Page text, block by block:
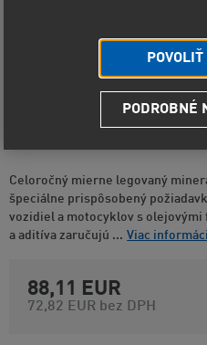
Celoročný mierne legovaný
špeciálne prispôsobený
vozidiel a motocyklov s
a aditíva zaručujú ... Viac
88,11 EUR
72,82 EUR bez DPH
PODROBNÉ